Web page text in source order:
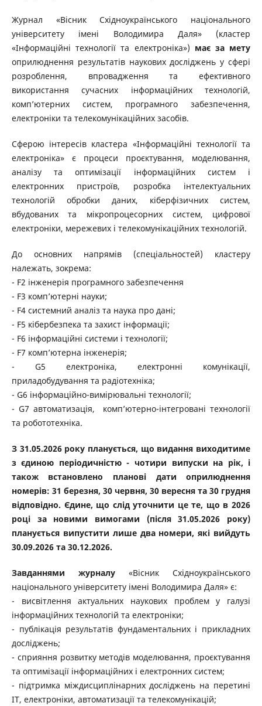
Журнал «Вісник Східноукраїнського національного
університету імені Володимира Даля» (кластер
«Інформаційні технології та електроніка») має за мету
оприлюднення результатів наукових досліджень у сфері
розроблення, впровадження та ефективного
використання сучасних інформаційних технологій,
комп’ютерних систем, програмного забезпечення,
електроніки та телекомунікаційних засобів.
Сферою інтересів кластера «Інформаційні технології та
електроніка» є процеси проєктування, моделювання,
аналізу та оптимізації інформаційних систем і
електронних пристроїв, розробка інтелектуальних
технологій обробки даних, кіберфізичних систем,
вбудованих та мікропроцесорних систем, цифрової
електроніки, мережевих і телекомунікаційних технологій.
До основних напрямів (спеціальностей) кластеру
належать, зокрема:
- F2 інженерія програмного забезпечення
- F3 комп’ютерні науки;
- F4 системний аналіз та наука про дані;
- F5 кібербезпека та захист інформації;
- F6 інформаційні системи і технології;
- F7 комп’ютерна інженерія;
- G5 електроніка, електронні комунікації,
приладобудування та радіотехніка;
- G6 інформаційно-вимірювальні технології;
- G7 автоматизація, комп’ютерно-інтегровані технології
та робототехніка.
З 31.05.2026 року планується, що видання виходитиме
з єдиною періодичністю - чотири випуски на рік, і
також встановлено планові дати оприлюднення
номерів: 31 березня, 30 червня, 30 вересня та 30 грудня
відповідно. Єдине, що слід уточнити це те, що в 2026
році за новими вимогами (після 31.05.2026 року)
планується випустити лише два номери, які вийдуть
30.09.2026 та 30.12.2026.
Завданнями журналу«Вісник Східноукраїнського
національного університету імені Володимира Даля» є:
- висвітлення актуальних наукових проблем у галузі
інформаційних технологій та електроніки;
- публікація результатів фундаментальних і прикладних
досліджень;
- сприяння розвитку методів моделювання, проєктування
та оптимізації інформаційних і електронних систем;
- підтримка міждисциплінарних досліджень на перетині
ІТ, електроніки, автоматизації та телекомунікацій;